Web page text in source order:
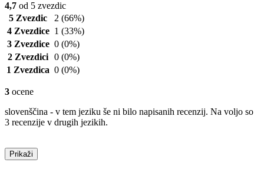
4,7 od 5 zvezdic
5 Zvezdic
2 (66%)
4 Zvezdice 1 (33%)
3 Zvezdice 0 (0%)
2 Zvezdici 0 (0%)
1 Zvezdica 0 (0%)
3 ocene
slovenščina - v tem jeziku še ni bilo napisanih recenzij. Na voljo so
3 recenzije v drugih jezikih.
Prikaži